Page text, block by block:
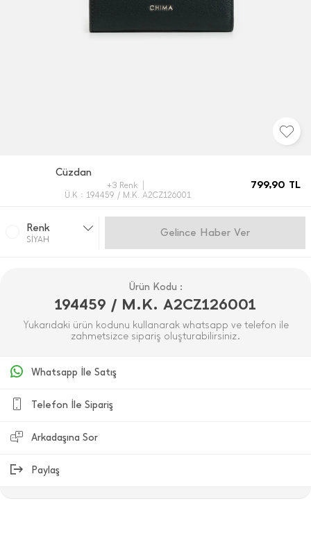
Cüzdan
+3 Renk
Ü.K : 194459 / M.K. A2CZ126001
799,90 TL
Renk
SİYAH
Gelince Haber Ver
Ürün Kodu :
194459 / M.K. A2CZ126001
Yukarıdaki ürün kodunu kullanarak whatsapp ve telefon ile
zahmetsizce sipariş oluşturabilirsiniz.
Whatsapp İle Satış
Telefon İle Sipariş
Arkadaşına Sor
Paylaş